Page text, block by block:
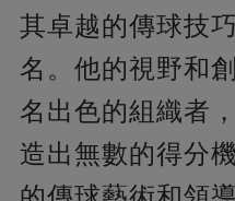
其卓越的傳球技
名。他的視野和
名出色的組織者
造出無數的得分